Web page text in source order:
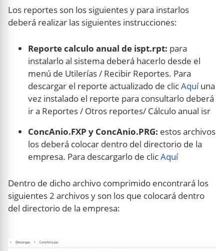
Los reportes son los siguientes y para instarlos
deberá realizar las siguientes instrucciones:
Reporte calculo anual de ispt.rpt: para
instalarlo al sistema deberá hacerlo desde el
menú de Utilerías / Recibir Reportes. Para
descargar el reporte actualizado de clicAquíuna
vez instalado el reporte para consultarlo deberá
ir a Reportes / Otros reportes/ Cálculo anual isr
ConcAnio.FXP y ConcAnio.PRG: estos archivos
los deberá colocar dentro del directorio de la
empresa. Para descargarlo de clicAquí
Dentro de dicho archivo comprimido encontrará los
siguientes 2 archivos y son los que colocará dentro
del directorio de la empresa: